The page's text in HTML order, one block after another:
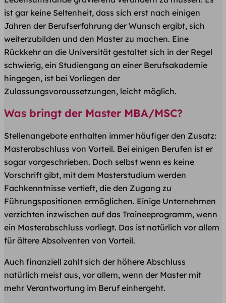
ist gar keine Seltenheit, dass sich erst nach einigen
Jahren der Berufserfahrung der Wunsch ergibt, sich
weiterzubilden und den Master zu machen. Eine
Rückkehr an die Universität gestaltet sich in der Regel
schwierig, ein Studiengang an einer Berufsakademie
hingegen, ist bei Vorliegen der
Zulassungsvoraussetzungen, leicht möglich.
Was bringt der Master MBA/MSC?
Stellenangebote enthalten immer häufiger den Zusatz:
Masterabschluss von Vorteil. Bei einigen Berufen ist er
sogar vorgeschrieben. Doch selbst wenn es keine
Vorschrift gibt, mit dem Masterstudium werden
Fachkenntnisse vertieft, die den Zugang zu
Führungspositionen ermöglichen. Einige Unternehmen
verzichten inzwischen auf das Traineeprogramm, wenn
ein Masterabschluss vorliegt. Das ist natürlich vor allem
für ältere Absolventen von Vorteil.
Auch finanziell zahlt sich der höhere Abschluss
natürlich meist aus, vor allem, wenn der Master mit
mehr Verantwortung im Beruf einhergeht.